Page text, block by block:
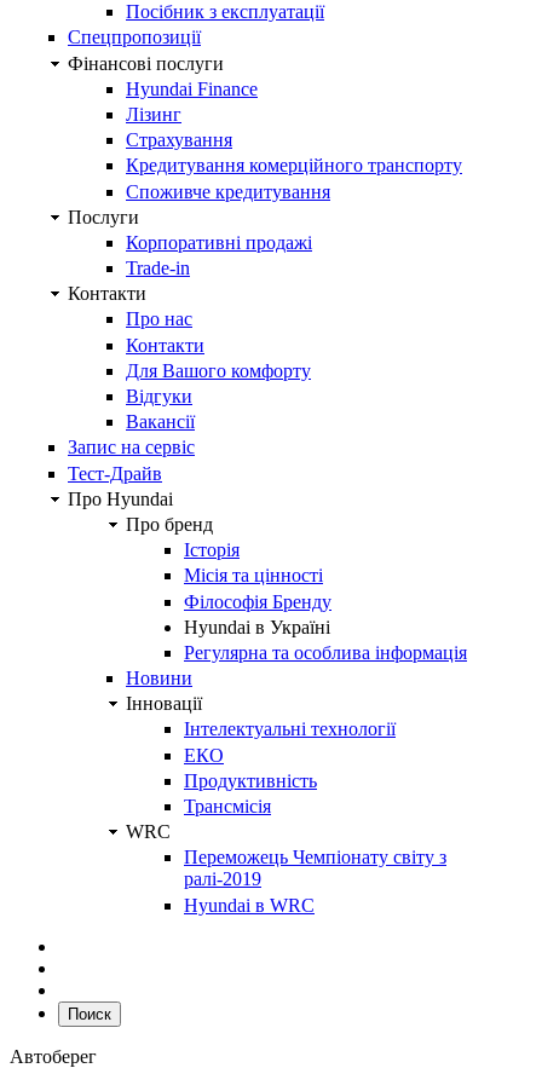
Посібник з експлуатації
Спецпропозиції
Фінансові послуги
Hyundai Finance
Лізинг
Страхування
Кредитування комерційного транспорту
Споживче кредитування
Послуги
Корпоративні продажі
Trade-in
Контакти
Про нас
Контакти
Для Вашого комфорту
Відгуки
Вакансії
Запис на сервіс
Тест-Драйв
Про Hyundai
Про бренд
Історія
Місія та цінності
Філософія Бренду
Hyundai в Україні
Регулярна та особлива інформація
Новини
Інновації
Інтелектуальні технології
ЕКО
Продуктивність
Трансмісія
WRC
Переможець Чемпіонату світу з
ралі-2019
Hyundai в WRC
Поиск
Автоберег